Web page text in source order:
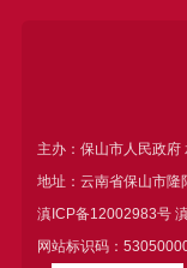
主办：保山市人民政
地址：云南省保山市隆
滇ICP备12002983号
网站标识码：